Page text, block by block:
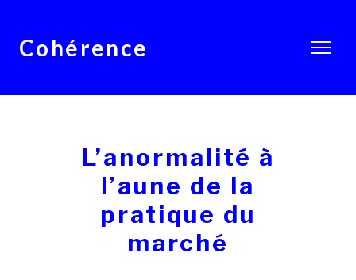
Cohérence
L’anormalité à
l’aune de la
pratique du
marché